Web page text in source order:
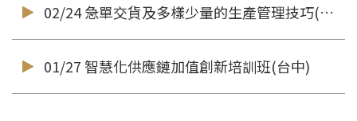
02/24 急單交貨及多樣少量的生產管理技巧(台南)
01/27 智慧化供應鏈加值創新培訓班(台中)